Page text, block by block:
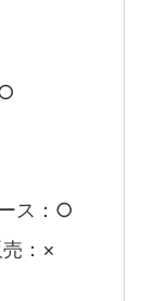
ス：○
：×